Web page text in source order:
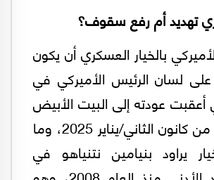
تهديد أم رفع سقوف؟
بالخيار العسكري أن يكون
على لسان الرئيس الأميركي في
أعقبت عودته إلى البيت الأبيض
في العشرين من كانون الثاني/يناير 2025، وما
يراود بنيامين نتنياهو في